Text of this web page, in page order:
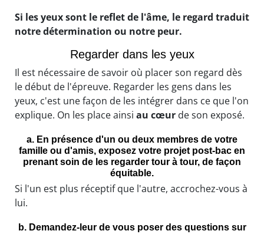
Si les yeux sont le reflet de l'âme, le regard traduit
notre détermination ou notre peur.
Regarder dans les yeux
Il est nécessaire de savoir où placer son regard dès
le début de l'épreuve. Regarder les gens dans les
yeux, c'est une façon de les intégrer dans ce que l'on
explique. On les place ainsi au cœur de son exposé.
a. En présence d'un ou deux membres de votre
famille ou d'amis, exposez votre projet post-bac en
prenant soin de les regarder tour à tour, de façon
équitable.
Si l'un est plus réceptif que l'autre, accrochez-vous à
lui.
b. Demandez-leur de vous poser des questions sur